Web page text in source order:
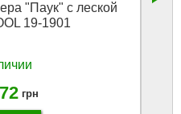
"Паук" с леской
19-1901
72 грн